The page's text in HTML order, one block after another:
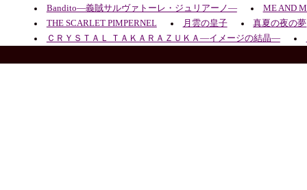
Bandito―義賊サルヴァトーレ・ジュリアーノ―
ME AND
THE SCARLET PIMPERNEL
月雲の皇子
真夏の夜の夢
ＣＲＹＳＴＡＬ ＴＡＫＡＲＡＺＵＫＡ―イメージの結晶―